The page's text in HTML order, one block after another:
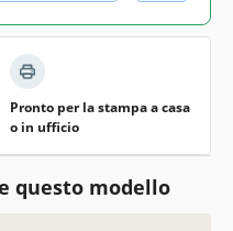
Pronto per la stampa a casa
o in ufficio
questo modello